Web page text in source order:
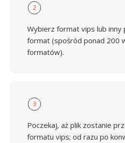
2
Wybierz format vips lub inny
format (spośród ponad 200
formatów).
3
Poczekaj, aż plik zostanie
formatu vips; od razu po